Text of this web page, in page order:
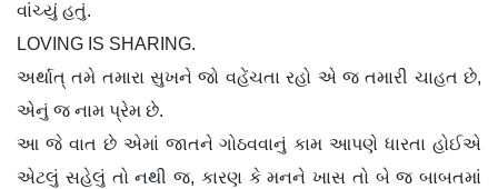
વાંચ્યું હતું.
LOVING IS SHARING.
અર્થાત્ તમે તમારા સુખને જો વહેંચતા રહો એ જ તમારી ચાહત છે,
એનું જ નામ પ્રેમ છે.
આ જે વાત છે એમાં જાતને ગોઠવવાનું કામ આપણે ધારતા હોઈએ
એટલું સહેલું તો નથી જ, કારણ કે મનને ખાસ તો બે જ બાબતમાં